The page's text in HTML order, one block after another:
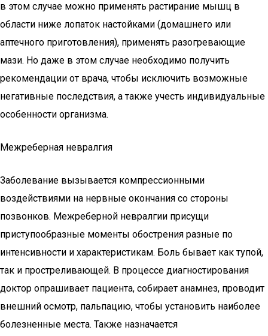
в этом случае можно применять растирание мышц в
области ниже лопаток настойками (домашнего или
аптечного приготовления), применять разогревающие
мази. Но даже в этом случае необходимо получить
рекомендации от врача, чтобы исключить возможные
негативные последствия, а также учесть индивидуальные
особенности организма.
Межреберная невралгия
Заболевание вызывается компрессионными
воздействиями на нервные окончания со стороны
позвонков. Межреберной невралгии присущи
приступообразные моменты обострения разные по
интенсивности и характеристикам. Боль бывает как тупой,
так и простреливающей. В процессе диагностирования
доктор опрашивает пациента, собирает анамнез, проводит
внешний осмотр, пальпацию, чтобы установить наиболее
болезненные места. Также назначается